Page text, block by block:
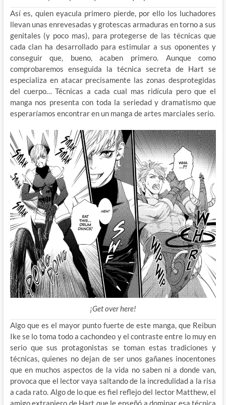
Así es, quien eyacula primero pierde, por ello los luchadores
llevan unas enrevesadas y grotescas armaduras en torno a sus
genitales (y poco mas), para protegerse de las técnicas que
cada clan ha desarrollado para estimular a sus oponentes y
conseguir que, bueno, acaben primero. Aunque como
comprobaremos enseguida la técnica secreta de Hart se
especializa en atacar precisamente las zonas desprotegidas
del cuerpo… Técnicas a cada cual mas ridícula pero que el
manga nos presenta con toda la seriedad y dramatismo que
esperaríamos encontrar en un manga de artes marciales serio.
¡Get over here!
Algo que es el mayor punto fuerte de este manga, que Reibun
Ike se lo toma todo a cachondeo y el contraste entre lo muy en
serio que sus protagonistas se toman estas tradiciones y
técnicas, quienes no dejan de ser unos gañanes inocentones
que en muchos aspectos de la vida no saben ni a donde van,
provoca que el lector vaya saltando de la incredulidad a la risa
a cada rato. Algo de lo que es fiel reflejo del lector Matthew, el
amigo extranjero de Hart que le enseñó a dominar esa técnica